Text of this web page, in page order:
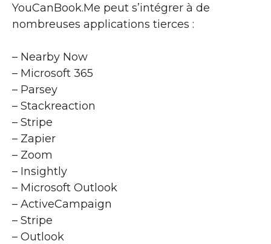
YouCanBook.Me peut s’intégrer à de
nombreuses applications tierces :
– Nearby Now
– Microsoft 365
– Parsey
– Stackreaction
– Stripe
– Zapier
– Zoom
– Insightly
– Microsoft Outlook
– ActiveCampaign
– Stripe
– Outlook